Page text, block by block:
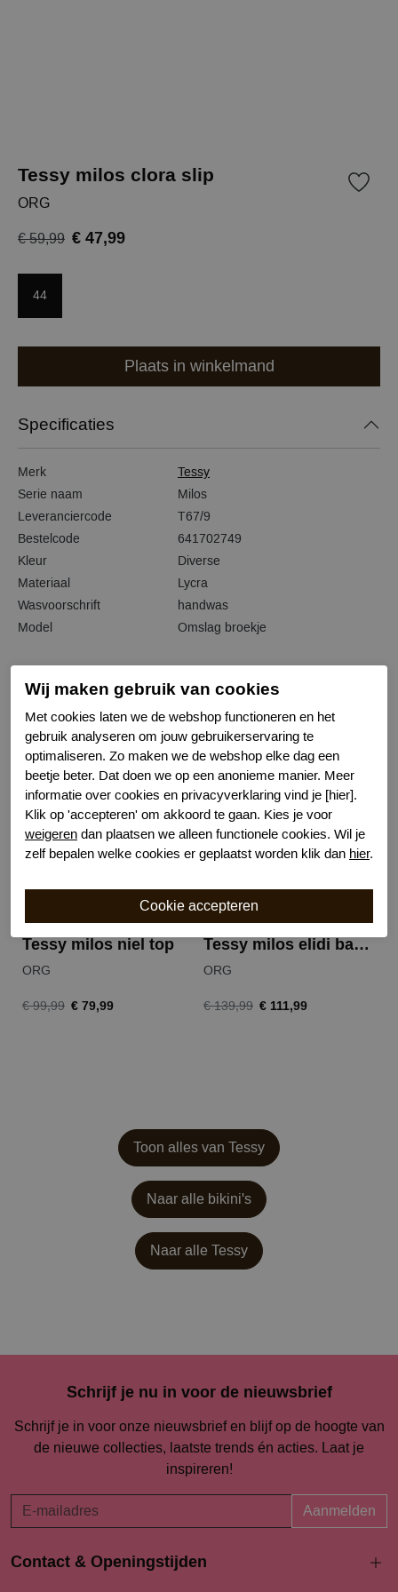
Tessy milos clora slip
ORG
€ 59,99 € 47,99
44
Plaats in winkelmand
Specificaties
Merk
Tessy
Serie naam
Milos
Leveranciercode
T67/9
Bestelcode
641702749
Kleur
Diverse
Materiaal
Lycra
Wasvoorschrift
handwas
Model
Omslag broekje
Gerelateerde producten
-20%
Tessy milos niel top
ORG
€ 99,99 € 79,99
-20%
Tessy milos elidi badpak
ORG
€ 139,99 € 111,99
Toon alles van Tessy
Naar alle bikini's
Naar alle Tessy
Schrijf je nu in voor de nieuwsbrief
Schrijf je in voor onze nieuwsbrief en blijf op de hoogte van
de nieuwe collecties, laatste trends én acties. Laat je
inspireren!
Aanmelden
Contact & Openingstijden
Wij maken gebruik van cookies
Met cookies laten we de webshop functioneren en het
gebruik analyseren om jouw gebruikerservaring te
optimaliseren. Zo maken we de webshop elke dag een
beetje beter. Dat doen we op een anonieme manier. Meer
informatie over cookies en privacyverklaring vind je [hier].
Klik op 'accepteren' om akkoord te gaan. Kies je voor
weigeren dan plaatsen we alleen functionele cookies. Wil je
zelf bepalen welke cookies er geplaatst worden klik dan hier.